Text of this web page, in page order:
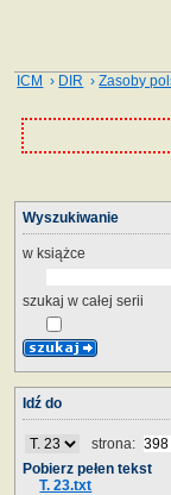
ICM › DIR ›Zasoby
Wyszukiwanie
w książce
szukaj w całej serii
Idź do
strona:
Pobierz pełen tekst
T. 23.txt